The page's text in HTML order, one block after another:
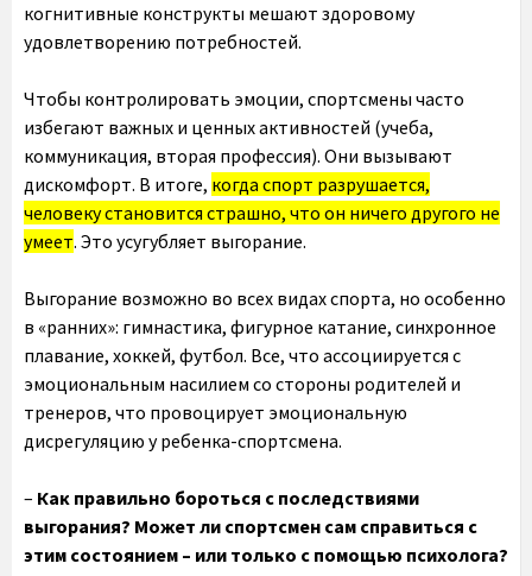
когнитивные конструкты мешают здоровому
удовлетворению потребностей.
Чтобы контролировать эмоции, спортсмены часто
избегают важных и ценных активностей (учеба,
коммуникация, вторая профессия). Они вызывают
дискомфорт. В итоге, когда спорт разрушается,
человеку становится страшно, что он ничего другого не
умеет. Это усугубляет выгорание.
Выгорание возможно во всех видах спорта, но особенно
в «ранних»: гимнастика, фигурное катание, синхронное
плавание, хоккей, футбол. Все, что ассоциируется с
эмоциональным насилием со стороны родителей и
тренеров, что провоцирует эмоциональную
дисрегуляцию у ребенка-спортсмена.
– Как правильно бороться с последствиями
выгорания? Может ли спортсмен сам справиться с
этим состоянием – или только с помощью психолога?